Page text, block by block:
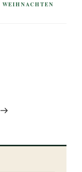
WEIHNACHTEN